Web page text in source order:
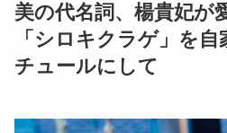
美の代名詞、楊貴妃が
「シロキクラゲ」を
チュールにして